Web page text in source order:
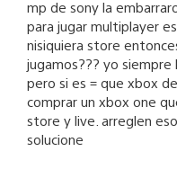
mp de sony la
para jugar multiplayer
nisiquiera store
jugamos??? yo
pero si es = que xbox
comprar un xbox one
store y live. arreglen
solucione